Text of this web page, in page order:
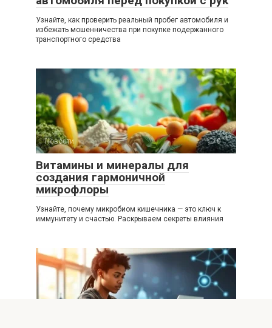
Узнайте, как проверить реальный пробег автомобиля и
избежать мошенничества при покупке подержанного
транспортного средства
Новости 0
Витамины и минералы для
создания гармоничной
микрофлоры
Узнайте, почему микробиом кишечника — это ключ к
иммунитету и счастью. Раскрываем секреты влияния